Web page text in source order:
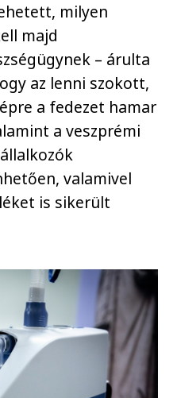
milyen
majd
– árulta
az lenni szokott,
a fedezet hamar
a veszprémi
valamivel
is sikerült